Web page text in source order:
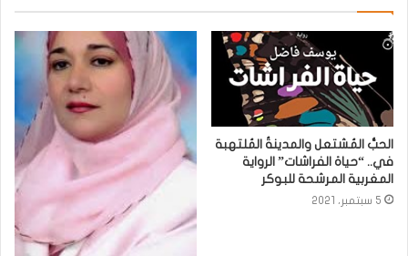
الحبُّ المُشتعل والمدينةُ المُلتهبة
في.. “حياة الفراشات” الرواية
المغربية المرشحة للبوكر
5 سبتمبر، 2021